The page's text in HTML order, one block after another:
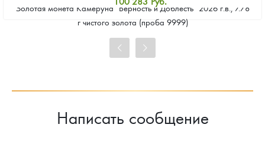
Золотая монета Камеруна "Верность и Доблесть" 2026 г.в., 7.78
г чистого золота (проба 9999)
Стандартная цена
Цена выкупа
Написать сообщение